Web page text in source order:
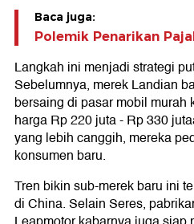
Baca juga:
Polemik Penarikan
Langkah ini menjadi strategi
Sebelumnya, merek Landian
bersaing di pasar mobil murah
harga Rp 220 juta - Rp 330
yang lebih canggih, mereka
konsumen baru.
Tren bikin sub-merek baru ini
di China. Selain Seres,